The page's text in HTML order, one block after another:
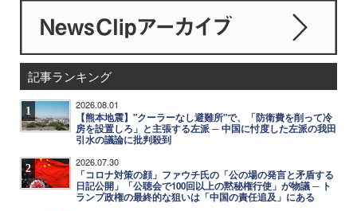
記事ランキング
1 2026.08.01
【熊本地震】"クーラーなし避難所"で、「防衛費を削って冷
房を設置しろ」と主張する左派 ─ 中国に忖度した左派の我田
引水の議論に批判殺到
2 2026.07.30
「コロナ対策の顔」ファウチ氏の「公の場の発言と矛盾する
日記公開」「公聴会で100回以上の黙秘権行使」が物議 ─ ト
ランプ政権の最終的な狙いは「中国の責任追及」にある